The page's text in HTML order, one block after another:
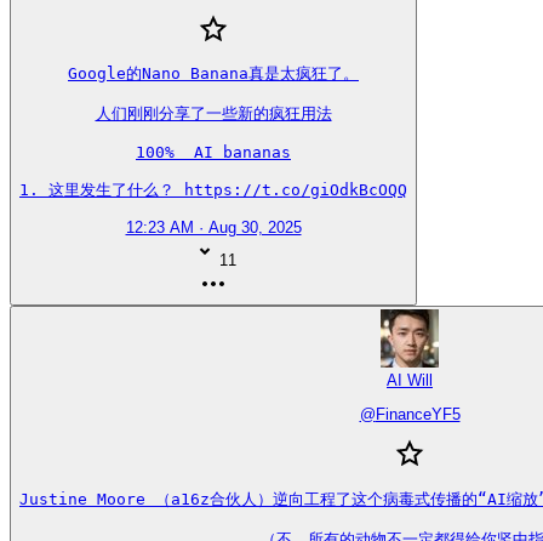
Google的Nano Banana真是太疯狂了。
人们刚刚分享了一些新的疯狂用法
100%  AI bananas
1. 这里发生了什么？ https://t.co/giOdkBcOQQ
12:23 AM · Aug 30, 2025
11
AI Will
@ FinanceYF5
Justine Moore （a16z合伙人）逆向工程了这个病毒式传播的“AI缩放”